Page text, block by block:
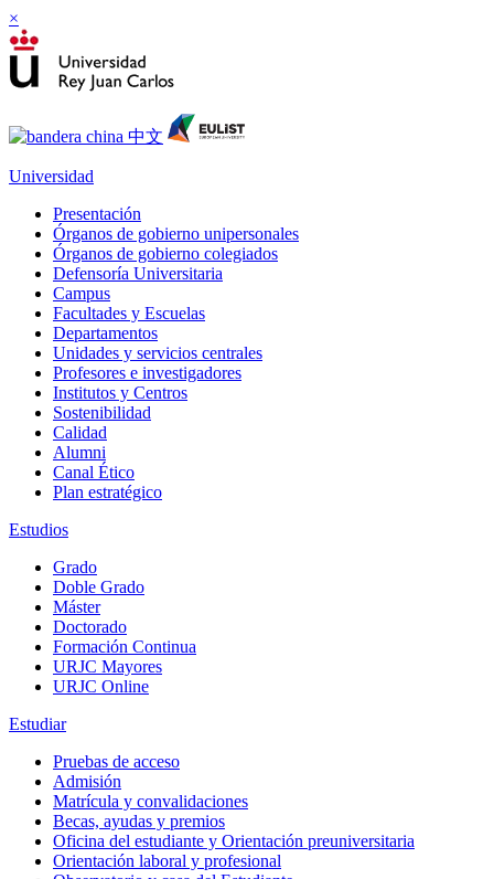
×
Universidad
Presentación
Órganos de gobierno unipersonales
Órganos de gobierno colegiados
Defensoría Universitaria
Campus
Facultades y Escuelas
Departamentos
Unidades y servicios centrales
Profesores e investigadores
Institutos y Centros
Sostenibilidad
Calidad
Alumni
Canal Ético
Plan estratégico
Estudios
Grado
Doble Grado
Máster
Doctorado
Formación Continua
URJC Mayores
URJC Online
Estudiar
Pruebas de acceso
Admisión
Matrícula y convalidaciones
Becas, ayudas y premios
Oficina del estudiante y Orientación preuniversitaria
Orientación laboral y profesional